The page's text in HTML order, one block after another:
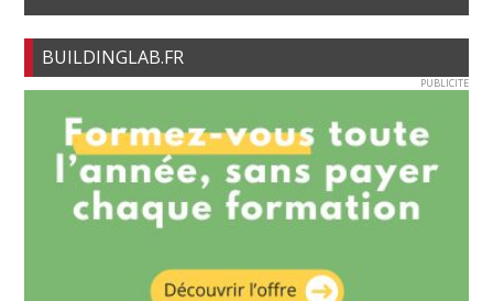
BUILDINGLAB.FR
PUBLICITE